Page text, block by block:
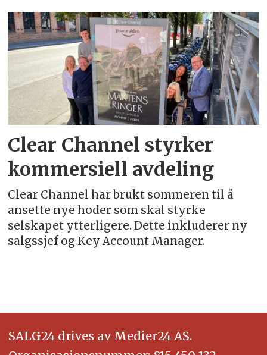
Emne:
andré
ness
Clear Channel styrker
kommersiell avdeling
Clear Channel har brukt sommeren til å
ansette nye hoder som skal styrke
selskapet ytterligere. Dette inkluderer ny
salgssjef og Key Account Manager.
SALG24 drives av Medier24 AS.